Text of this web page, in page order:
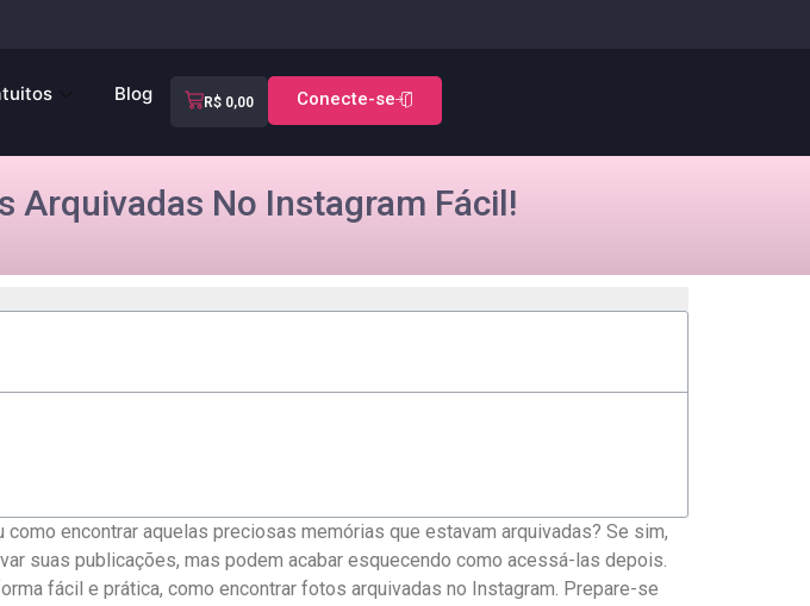
Blog R$0,00 Conecte-se
Arquivadas No Instagram Fácil!
encontrar aquelas preciosas ⁤memórias que estavam‌ arquivadas? Se sim,
suas⁤ publicações, ‍mas​ podem acabar esquecendo como acessá-las depois.
fácil ‌e prática, como‍ encontrar fotos ⁤arquivadas no Instagram. Prepare-se